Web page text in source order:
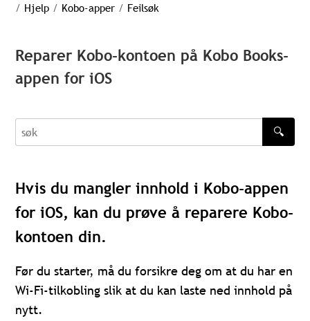
/ Hjelp / Kobo-apper / Feilsøk
Reparer Kobo-kontoen på Kobo Books-
appen for iOS
søk
🔍
Hvis du mangler innhold i Kobo-appen
for iOS, kan du prøve å reparere Kobo-
kontoen din.
Før du starter, må du forsikre deg om at du har en
Wi-Fi-tilkobling slik at du kan laste ned innhold på
nytt.